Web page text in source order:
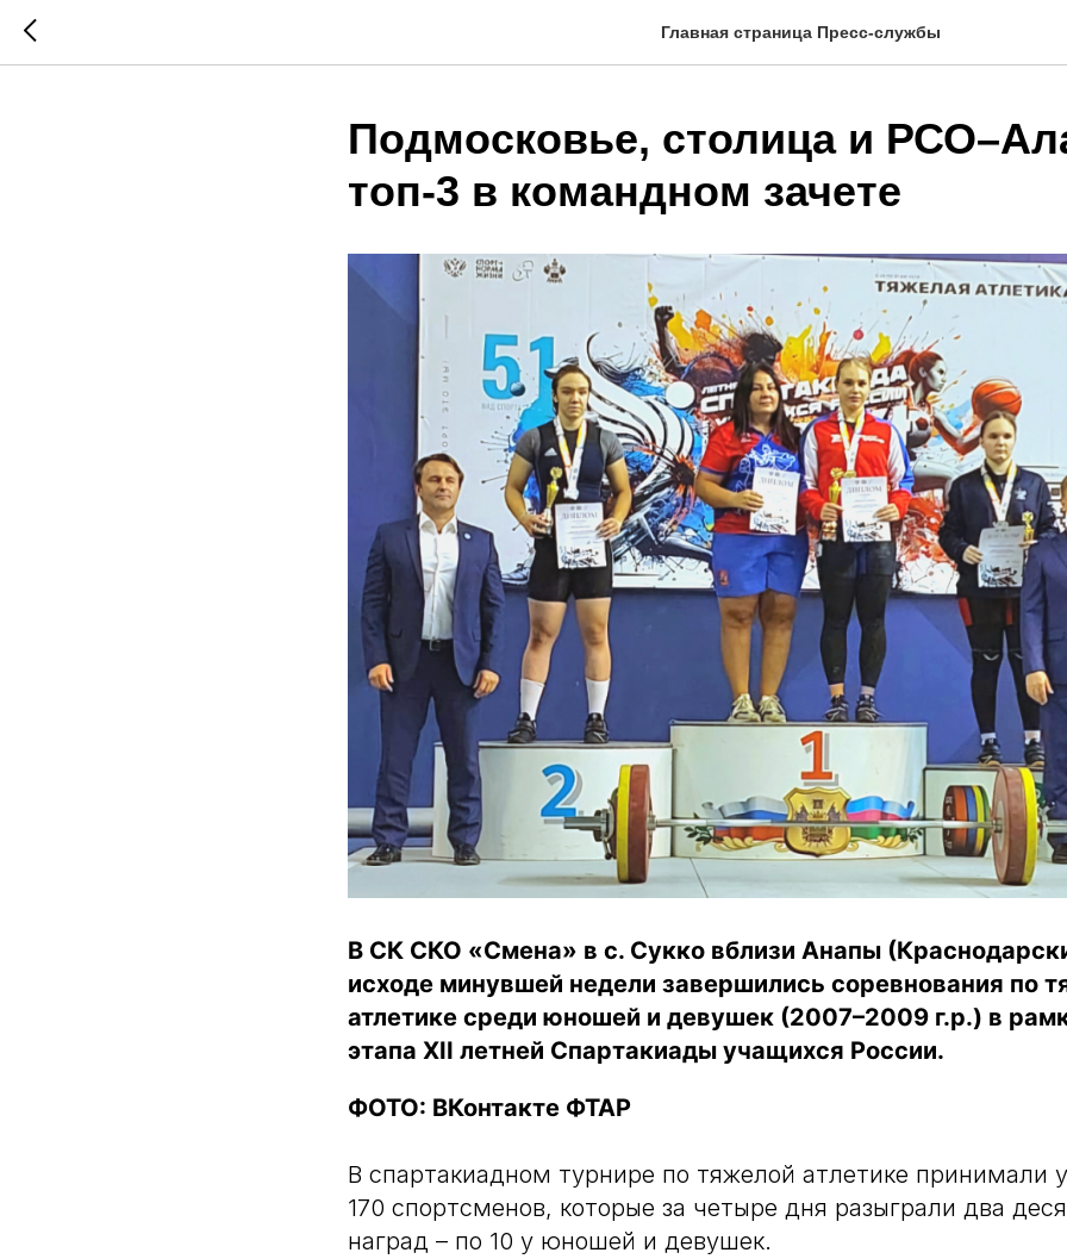
Главная страница Пресс-службы
Подмосковье, столица и
топ-3 в командном зачете
В СК СКО «Смена» в с. Сукко вблизи Анапы
исходе минувшей недели завершились соревнования по
атлетике среди юношей и девушек (2007–2009 г.р.) в
этапа XII летней Спартакиады учащихся России.
ФОТО: ВКонтакте ФТАР
В спартакиадном турнире по тяжелой атлетике принимали
170 спортсменов, которые за четыре дня разыграли два
наград – по 10 у юношей и девушек.